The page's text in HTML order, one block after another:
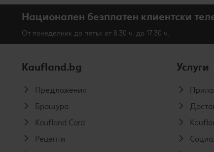
Национален безплатен клиентски
От понеделник до петък от 8.30 ч. до 17.30 ч.
Kaufland.bg
Предложения
Брошура
Kaufland Card
Рецепти
Услуги